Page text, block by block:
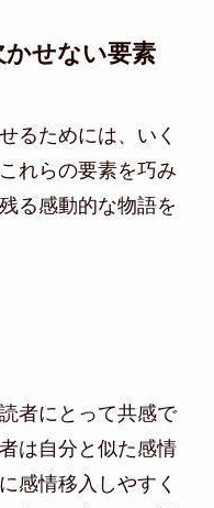
せない要素
るためには、いく
れらの要素を巧み
る感動的な物語を
者にとって共感で
は自分と似た感情
感情移入しやすく